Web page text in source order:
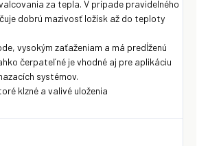
za tepla. V prípade pravidelného
dobrú mazivosť ložísk až do teploty
vysokým zaťaženiam a má predĺženú
čerpateľné je vhodné aj pre aplikáciu
systémov.
klzné a valivé uloženia